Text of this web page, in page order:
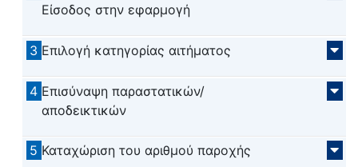
Είσοδος στην εφαρμογή
3 Επιλογή κατηγορίας αιτήματος
4 Επισύναψη παραστατικών/
αποδεικτικών
5 Καταχώριση του αριθμού παροχής